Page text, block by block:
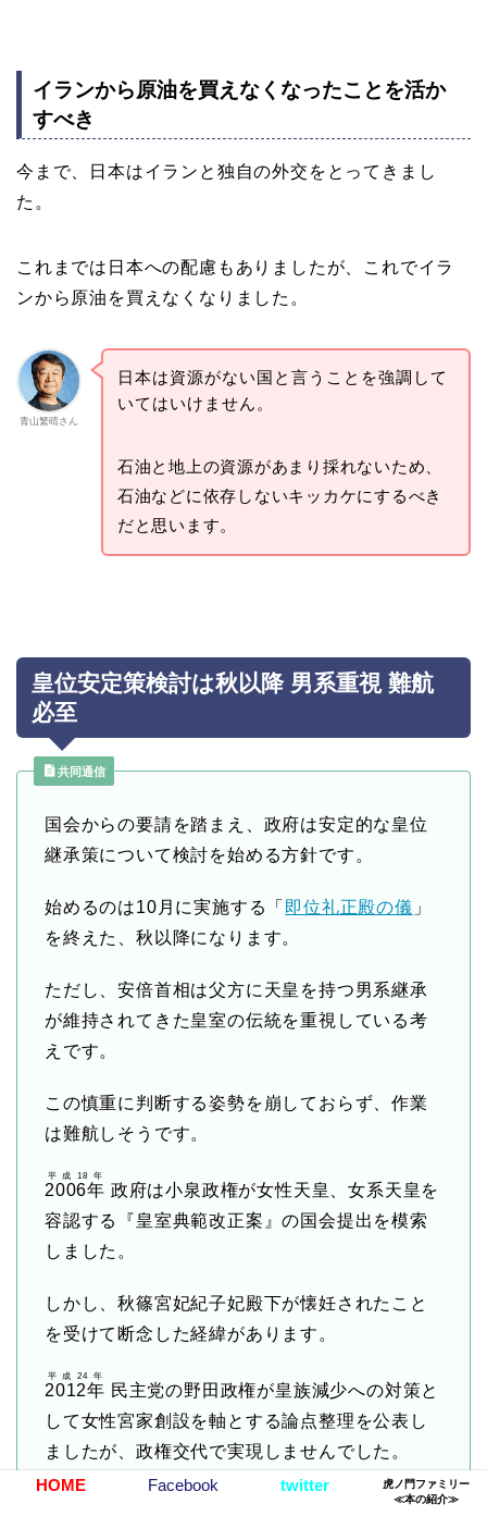
イランから原油を買えなくなったことを活か
すべき
今まで、日本はイランと独自の外交をとってきまし
た。
これまでは日本への配慮もありましたが、これでイラ
ンから原油を買えなくなりました。
青山繁晴さん
日本は資源がない国と言うことを強調して
いてはいけません。
石油と地上の資源があまり採れないため、
石油などに依存しないキッカケにするべき
だと思います。
皇位安定策検討は秋以降 男系重視 難航
必至
共同通信
国会からの要請を踏まえ、政府は安定的な皇位
継承策について検討を始める方針です。
始めるのは10月に実施する「 即位礼正殿の儀 」
を終えた、秋以降になります。
ただし、安倍首相は父方に天皇を持つ男系継承
が維持されてきた皇室の伝統を重視している考
えです。
この慎重に判断する姿勢を崩しておらず、作業
は難航しそうです。
2006年
平成18年
政府は小泉政権が女性天皇、女系天皇を
容認する『皇室典範改正案』の国会提出を模索
しました。
しかし、秋篠宮妃紀子妃殿下が懐妊されたこと
を受けて断念した経緯があります。
2012年
平成24年
民主党の野田政権が皇族減少への対策と
して女性宮家創設を軸とする論点整理を公表し
ましたが、政権交代で実現しませんでした。
その際、反対派の急先鋒が安倍首相でした。
HOME Facebook twitter
虎ノ門ファミリー
≪本の紹介≫